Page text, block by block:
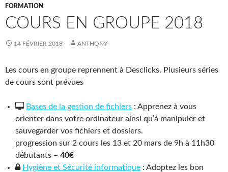
FORMATION
COURS EN GROUPE 2018
14 FÉVRIER 2018 ANTHONY
Les cours en groupe reprennent à Desclicks. Plusieurs séries
de cours sont prévues
Bases de la gestion de fichiers : Apprenez à vous
orienter dans votre ordinateur ainsi qu’à manipuler et
sauvegarder vos fichiers et dossiers.
progression sur 2 cours les 13 et 20 mars de 9h à 11h30
débutants – 40€
Hygiène et Sécurité informatique : Adoptez les bon